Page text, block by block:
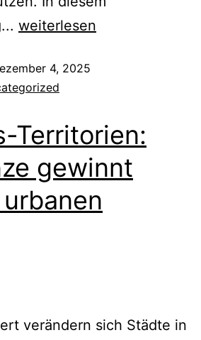
weiterlesen
4, 2025
Territorien:
gewinnt
verändern sich Städte in